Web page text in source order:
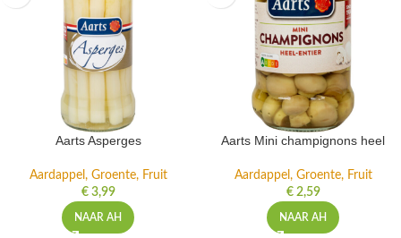
Aarts Asperges
Aardappel, Groente, Fruit
€3,99
NAAR AH
Aarts Mini champignons heel
Aardappel, Groente, Fruit
€2,59
NAAR AH